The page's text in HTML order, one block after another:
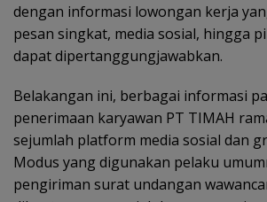
dengan informasi lowongan kerja
pesan singkat, media sosial, hingga
dapat dipertanggungjawabkan.
Belakangan ini, berbagai informasi
penerimaan karyawan PT TIMAH
sejumlah platform media sosial dan
Modus yang digunakan pelaku
pengiriman surat undangan